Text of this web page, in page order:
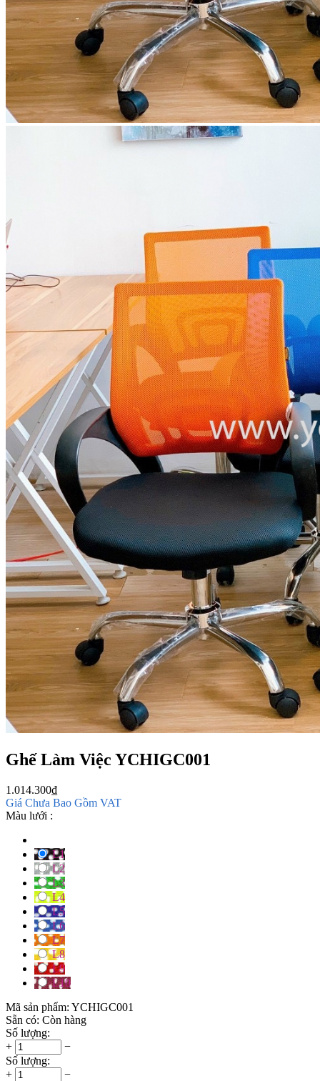
Ghế Làm Việc YCHIGC001
1.014.300₫
Giá Chưa Bao Gồm VAT
Màu lưới :
L1
L2
L3
L4
L5
L6
L7
L8
L9
L10
Mã sản phẩm: YCHIGC001
Sẵn có: Còn hàng
Số lượng:
+
−
Số lượng:
+
−